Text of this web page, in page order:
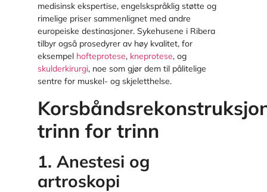
medisinsk ekspertise, engelskspråklig støtte og
rimelige priser sammenlignet med andre
europeiske destinasjoner. Sykehusene i Ribera
tilbyr også prosedyrer av høy kvalitet, for
eksempelhofteprotese,kneprotese, og
skulderkirurgi, noe som gjør dem til pålitelige
sentre for muskel- og skjeletthelse.
trinn for trinn
1. Anestesi og
artroskopi